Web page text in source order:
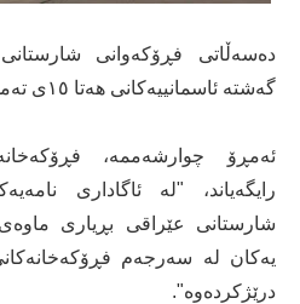
دەسەڵاتی فڕۆکەوانی
گەشتە ئاسمانییەکانی هەتا ١٥ی تەمموز درێژکردەوە.
ئەمڕۆ چوارشەممە،
رایگەیاند، "لە ئاگاداری
شارستانی عێراقی بڕیاری
درێژکردەوە".